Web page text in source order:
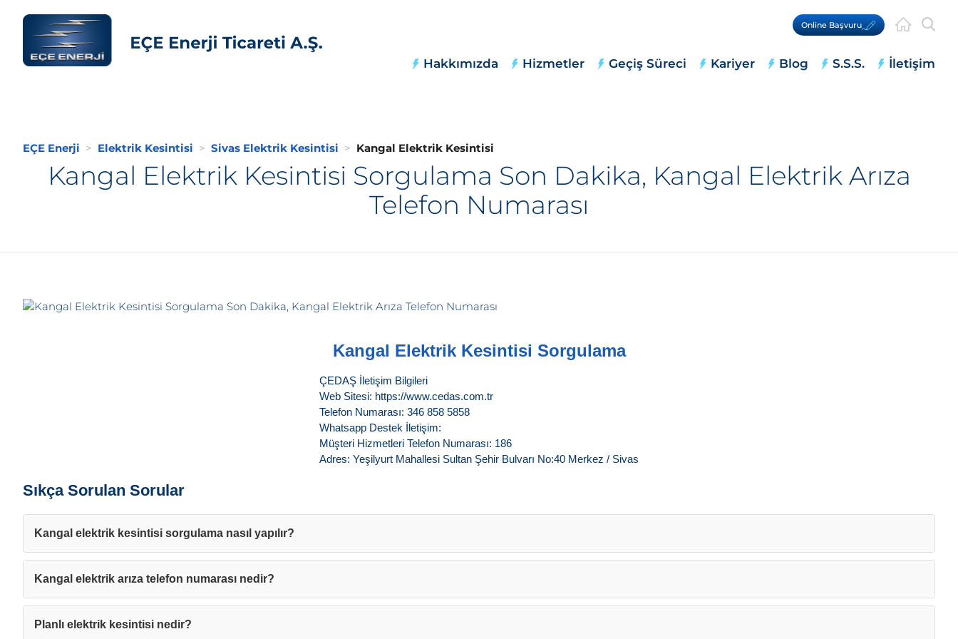
Online Başvuru
Hakkımızda Hizmetler Geçiş Süreci Kariyer Blog S.S.S. İletişim
EÇE Enerji Elektrik Kesintisi Sivas Elektrik Kesintisi Kangal Elektrik Kesintisi
Kangal Elektrik Kesintisi Sorgulama Son Dakika, Kangal Elektrik Arıza
Telefon Numarası
Kangal Elektrik Kesintisi Sorgulama
ÇEDAŞ İletişim Bilgileri
Web Sitesi: https://www.cedas.com.tr
Telefon Numarası: 346 858 5858
Whatsapp Destek İletişim:
Müşteri Hizmetleri Telefon Numarası: 186
Adres: Yeşilyurt Mahallesi Sultan Şehir Bulvarı No:40 Merkez / Sivas
Sıkça Sorulan Sorular
Kangal elektrik kesintisi sorgulama nasıl yapılır?
Kangal elektrik arıza telefon numarası nedir?
Planlı elektrik kesintisi nedir?